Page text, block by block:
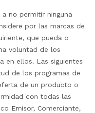
no permitir ninguna
por las marcas de
que pueda o
voluntad de los
en ellos. Las siguientes
de los programas de
de un producto o
con todas las
Emisor, Comerciante,